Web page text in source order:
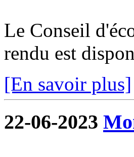
Le Conseil
rendu est
[En savoir plus]
22-06-2023